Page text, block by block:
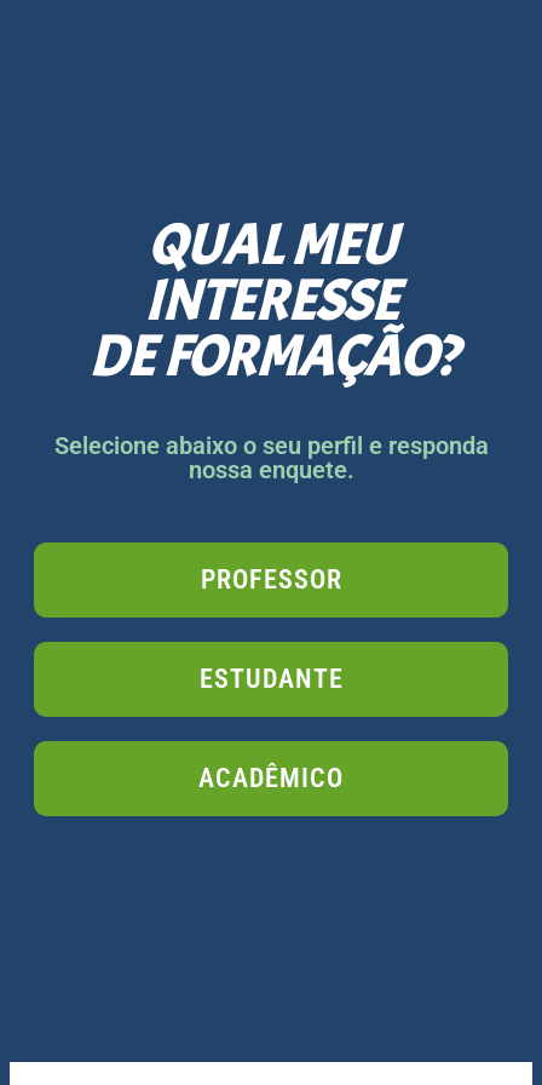
QUAL MEU
INTERESSE
DE FORMAÇÃO?
Selecione abaixo o seu perfil e responda
nossa enquete.
PROFESSOR
ESTUDANTE
ACADÊMICO